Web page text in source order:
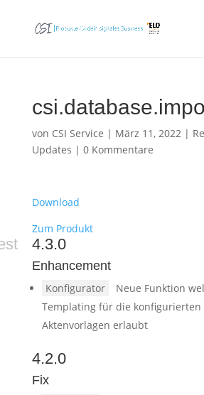
von CSI Service | März 11, 2022|
Updates | 0 Kommentare
Download
Zum Produkt
4.3.0
Enhancement
Konfigurator
Neue Funktion
Templating für die konfigurierten
Aktenvorlagen erlaubt
4.2.0
Fix